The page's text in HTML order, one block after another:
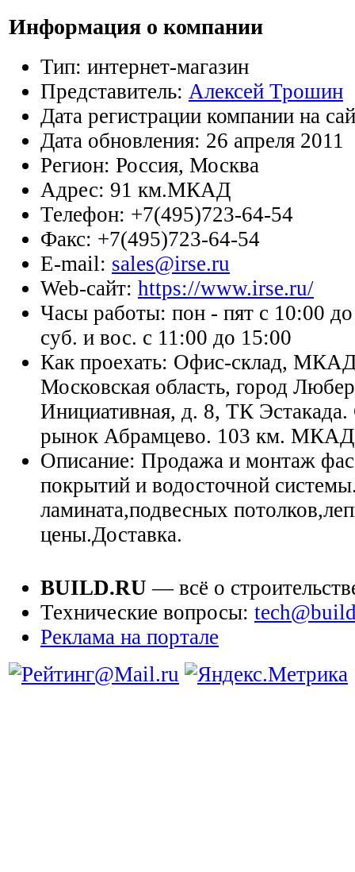
Информация о компании
Тип: интернет-магазин
Представитель: Алексей Трошин
Дата регистрации компании на
Дата обновления: 26 апреля 2011
Регион: Россия, Москва
Адрес: 91 км.МКАД
Телефон: +7(495)723-64-54
Факс: +7(495)723-64-54
E-mail: sales@irse.ru
Web-сайт: https://www.irse.ru/
Часы работы: пон - пят с 10:00
суб. и вос. с 11:00 до 15:00
Как проехать: Офис-склад, МКАД
Московская область, город
Инициативная, д. 8, ТК
рынок Абрамцево. 103 км. МКАД
Описание: Продажа и монтаж
покрытий и водосточной
ламината,подвесных
цены.Доставка.
BUILD.RU — всё о
Технические вопросы:
Реклама на портале